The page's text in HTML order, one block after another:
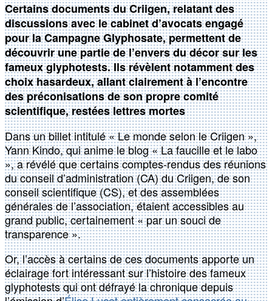
Certains documents du Criigen, relatant des
discussions avec le cabinet d’avocats engagé
pour la Campagne Glyphosate, permettent de
découvrir une partie de l’envers du décor sur les
fameux glyphotests. Ils révèlent notamment des
choix hasardeux, allant clairement à l’encontre
des préconisations de son propre comité
scientifique, restées lettres mortes
Dans un billet intitulé « Le monde selon le Criigen »,
Yann Kindo, qui anime le blog « La faucille et le labo
», a révélé que certains comptes-rendus des réunions
du conseil d’administration (CA) du Criigen, de son
conseil scientifique (CS), et des assemblées
générales de l’association, étaient accessibles au
grand public, certainement « par un souci de
transparence ».
Or, l’accès à certains de ces documents apporte un
éclairage fort intéressant sur l’histoire des fameux
glyphotests qui ont défrayé la chronique depuis